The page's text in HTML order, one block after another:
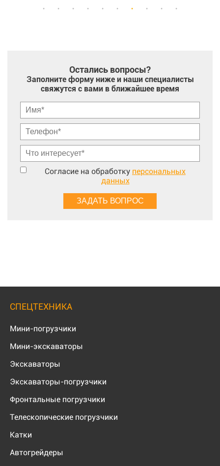
Остались вопросы?
Заполните форму ниже и наши специалисты
свяжутся с вами в ближайшее время
Согласие на обработку персональных
данных
СПЕЦТЕХНИКА
Мини-погрузчики
Мини-экскаваторы
Экскаваторы
Экскаваторы-погрузчики
Фронтальные погрузчики
Телескопические погрузчики
Катки
Автогрейдеры